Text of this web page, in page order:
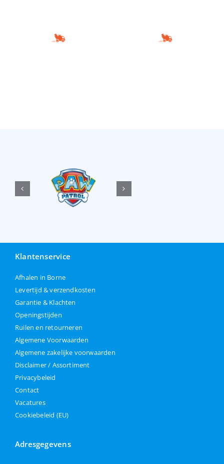
Klantenservice
Afhalen in Borne
Levertijd & verzendkosten
Garantie & Klachten
Openingstijden
Ruilen en retourneren
Algemene Voorwaarden
Algemene zakelijke voorwaarden
Disclaimer / Assortiment
Privacybeleid
Contact
Vacatures
Cookiebeleid (EU)
Adresgegevens